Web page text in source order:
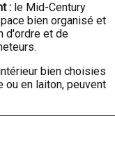
: le Mid-Century
bien organisé et
d'ordre et de
bien choisies
ou en laiton, peuvent